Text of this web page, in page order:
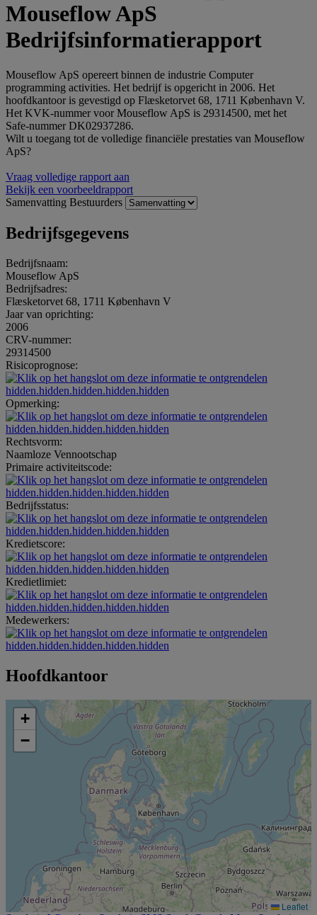
Mouseflow ApS
Bedrijfsinformatierapport
Mouseflow ApS opereert binnen de industrie Computer
programming activities. Het bedrijf is opgericht in 2006. Het
hoofdkantoor is gevestigd op Flæsketorvet 68, 1711 København V.
Het KVK-nummer voor Mouseflow ApS is 29314500, met het
Safe-nummer DK02937286.
Wilt u toegang tot de volledige financiële prestaties van Mouseflow
ApS?
Vraag volledige rapport aan
Bekijk een voorbeeldrapport
Samenvatting Bestuurders
Bedrijfsgegevens
Bedrijfsnaam:
Mouseflow ApS
Bedrijfsadres:
Flæsketorvet 68, 1711 København V
Jaar van oprichting:
2006
CRV-nummer:
29314500
Risicoprognose:
hidden.hidden.hidden.hidden.hidden
Opmerking:
hidden.hidden.hidden.hidden.hidden
Rechtsvorm:
Naamloze Vennootschap
Primaire activiteitscode:
hidden.hidden.hidden.hidden.hidden
Bedrijfsstatus:
hidden.hidden.hidden.hidden.hidden
Kredietscore:
hidden.hidden.hidden.hidden.hidden
Kredietlimiet:
hidden.hidden.hidden.hidden.hidden
Medewerkers:
hidden.hidden.hidden.hidden.hidden
Hoofdkantoor
+
−
Leaflet